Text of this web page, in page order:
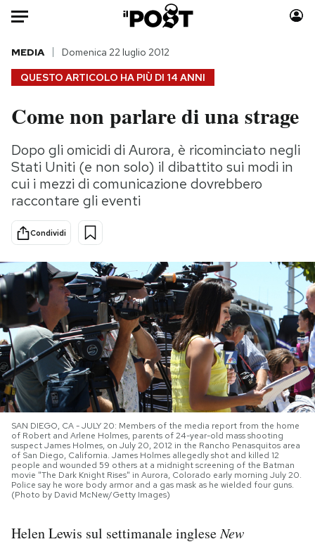
Auto
HOME
Italia
Politica
Tecnologia
Internet
Scienza
Cultura
Economia
Sport
Moda
Consumismi
Storie/Idee
Altrecose
Mondiali calcio 2026
PODCAST
NEWSLETTER
I MIEI PREFERITI
SHOP
CALENDARIO
QUESTO ARTICOLO HA PIÙ DI 14 ANNI
MEDIA Domenica 22 luglio 2012
Come non parlare di una strage
Dopo gli omicidi di Aurora, è ricominciato negli
Stati Uniti (e non solo) il dibattito sui modi in
cui i mezzi di comunicazione dovrebbero
raccontare gli eventi
Condividi
SAN DIEGO, CA - JULY 20: Members of the media report from the home
of Robert and Arlene Holmes, parents of 24-year-old mass shooting
suspect James Holmes, on July 20, 2012 in the Rancho Penasquitos area
of San Diego, California. James Holmes allegedly shot and killed 12
people and wounded 59 others at a midnight screening of the Batman
movie "The Dark Knight Rises" in Aurora, Colorado early morning July 20.
Police say he wore body armor and a gas mask as he wielded four guns.
(Photo by David McNew/Getty Images)
Helen Lewis sul settimanale ingleseNew